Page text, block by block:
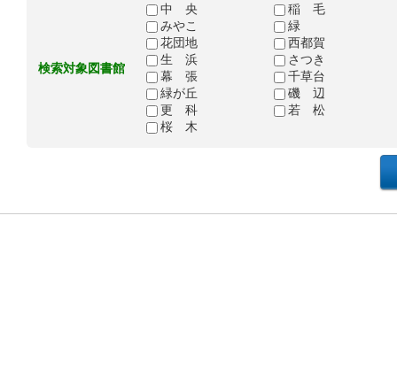
検索対象図書館
中 央
稲 毛
みやこ
緑
花団地
西都賀
生 浜
さつき
幕 張
千草台
緑が丘
磯 辺
更 科
若 松
桜 木